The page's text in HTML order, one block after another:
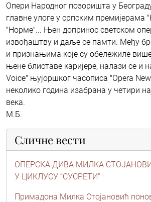
Опери Народног позоришта у
главне улоге у српским премијерама
"Норме"... Њен допринос светском
извођаштву и даље се памти. Међу
и признањима које су обележиле
њене блиставе каријере, налази се и
Voice" њујоршког часописа "Opera
неколико година изабрана у четири
века.
М.Б.
Сличне вести
ОПЕРСКА ДИВА МИЛКА
У ЦИКЛУСУ “СУСРЕТИ”
Примадона Милка Стојановић